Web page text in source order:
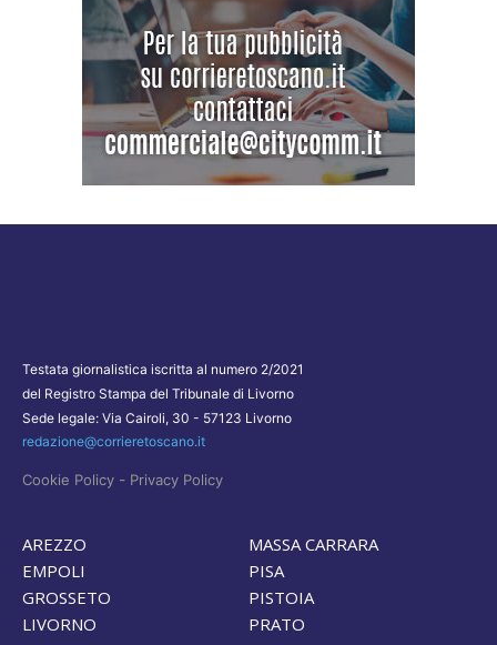
Testata giornalistica iscritta al numero 2/2021
del Registro Stampa del Tribunale di Livorno
Sede legale: Via Cairoli, 30 - 57123 Livorno
redazione@corrieretoscano.it
Cookie Policy - Privacy Policy
AREZZO
EMPOLI
GROSSETO
LIVORNO
MASSA CARRARA
PISA
PISTOIA
PRATO